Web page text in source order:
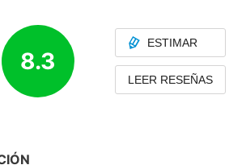
8.3
ESTIMAR
LEER RESEÑAS